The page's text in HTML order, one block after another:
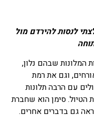
לנסות להירדם מול
המלונות שבהם נלון,
וגם את רמת
עם הרבה תלונות
הטיול. סימן הוא שחברת
גם בדברים אחרים.